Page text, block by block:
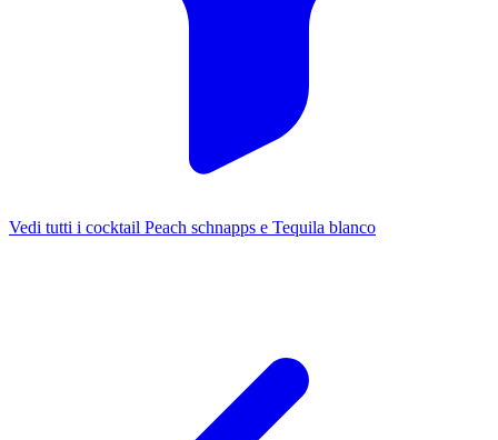
Vedi tutti i cocktail Peach schnapps e Tequila blanco